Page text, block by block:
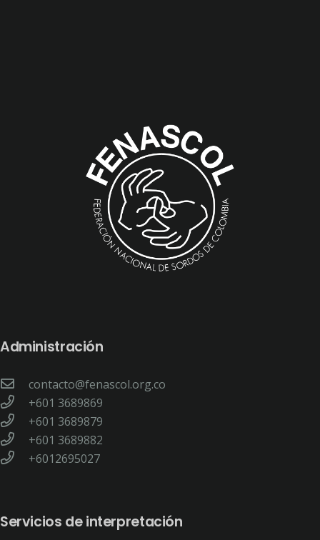
Administración
contacto@fenascol.org.co
+601 3689869
+601 3689879
+601 3689882
+6012695027
Servicios de interpretación